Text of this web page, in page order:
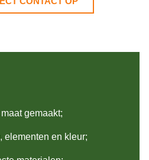
gemaakt;
elementen en kleur;